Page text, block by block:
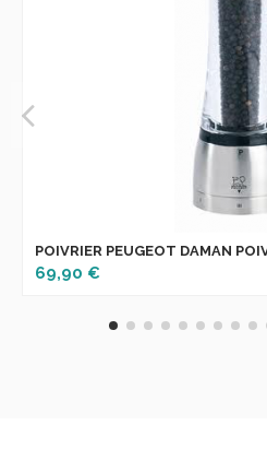
POIVRIER PEUGEOT DAMAN
69,90 €